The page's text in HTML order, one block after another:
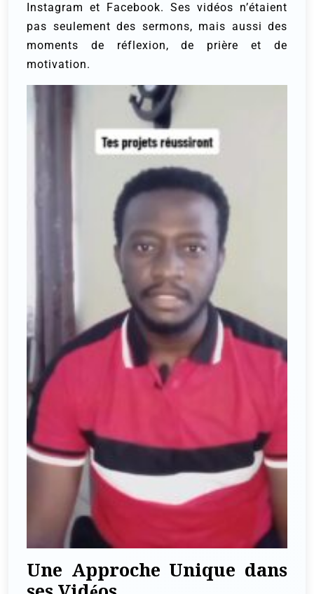
Instagram et Facebook. Ses vidéos n’étaient
pas seulement des sermons, mais aussi des
moments de réflexion, de prière et de
motivation.
Une Approche Unique dans